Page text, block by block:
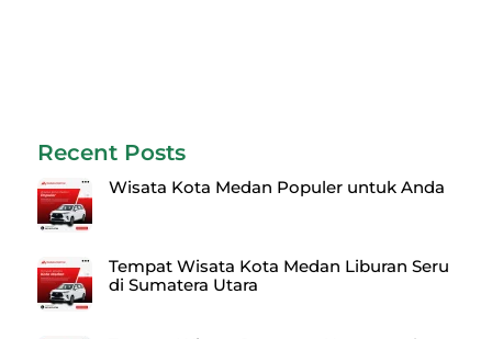
Recent Posts
Wisata Kota Medan Populer untuk Anda
Tempat Wisata Kota Medan Liburan Seru
di Sumatera Utara